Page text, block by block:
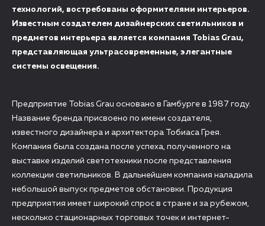
технологий, востребованы оформителями интерьеров.
Известным создателем дизайнерских светильников и
предметов интерьера является компания Tobias Grau,
представляющая ультрасовременные, элегантные
системы освещения.
Предприятие Tobias Grau основано в Гамбурге в 1987 году.
Название бренда присвоено по имени создателя,
известного дизайнера и архитектора Тобиаса Грея.
Компания была создана после успеха, полученного на
выставке изделий светотехники после представления
коллекции светильников. В дальнейшем компания наладила
небольшой выпуск предметов обстановки. Продукция
предприятия имеет широкий спрос в стране и за рубежом,
несколько стационарных торговых точек и интернет-